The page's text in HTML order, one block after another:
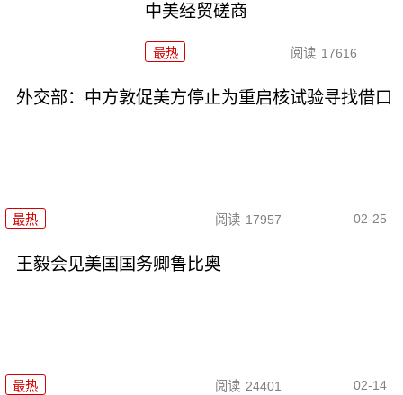
中美经贸磋商
最热 阅读 17616
外交部：中方敦促美方停止为重启核试验寻找借口
最热 阅读 17957 02-25
王毅会见美国国务卿鲁比奥
最热 阅读 24401 02-14